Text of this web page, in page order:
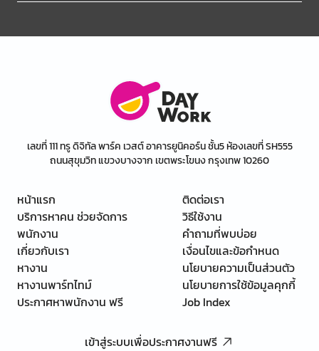
เลขที่ 111 ทรู ดิจิทัล พาร์ค เวสต์ อาคารยูนิคอร์น ชั้น5 ห้องเลขที่ SH555
ถนนสุขุมวิท แขวงบางจาก เขตพระโขนง กรุงเทพ 10260
หน้าแรก
บริการหาคน ช่วยจัดการ
พนักงาน
เกี่ยวกับเรา
หางาน
หางานพาร์ทไทม์
ประกาศหาพนักงาน ฟรี
ติดต่อเรา
วิธีใช้งาน
คำถามที่พบบ่อย
เงื่อนไขและข้อกำหนด
นโยบายความเป็นส่วนตัว
นโยบายการใช้ข้อมูลคุกกี้
Job Index
เข้าสู่ระบบเพื่อประกาศงานฟรี